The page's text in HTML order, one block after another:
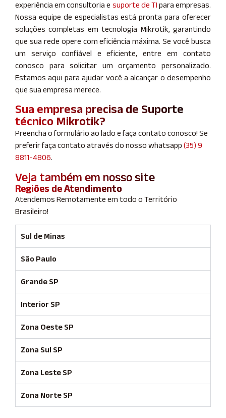
experiência em consultoria e suporte de TI para empresas.
Nossa equipe de especialistas está pronta para oferecer
soluções completas em tecnologia Mikrotik, garantindo
que sua rede opere com eficiência máxima. Se você busca
um serviço confiável e eficiente, entre em contato
conosco para solicitar um orçamento personalizado.
Estamos aqui para ajudar você a alcançar o desempenho
que sua empresa merece.
Sua empresa precisa de Suporte
técnico Mikrotik?
Preencha o formulário ao lado e faça contato conosco! Se
preferir faça contato através do nosso whatsapp (35) 9
8811-4806.
Veja também em nosso site
Regiões de Atendimento
Atendemos Remotamente em todo o Território
Brasileiro!
Sul de Minas
São Paulo
Grande SP
Interior SP
Zona Oeste SP
Zona Sul SP
Zona Leste SP
Zona Norte SP